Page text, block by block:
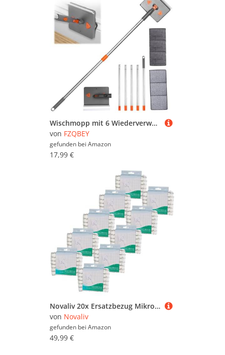
Wischmopp mit 6 Wiederverwendbar Pads Teleskopreiniger Wandreiniger Fliesenreiniger Gerät Fliesenwischer mit 60 in Aluminium langem Griff Bad Reiniger Fensterputzer (A)
von FZQBEY
gefunden bei Amazon
17,99 €
Novaliv 20x Ersatzbezug Mikrofaser Bezug Fliesenreiniger Bad Wand Fliesenwischer Badwischer Fliesenputzer Bad Mop
von Novaliv
gefunden bei Amazon
49,99 €